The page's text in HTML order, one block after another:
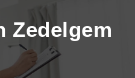
Zedelgem